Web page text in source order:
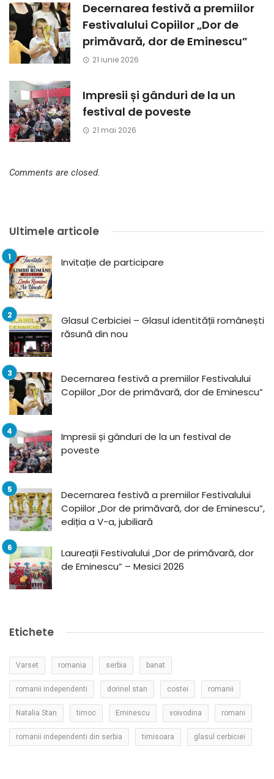
Decernarea festivă a premiilor
Festivalului Copiilor „Dor de
primăvară, dor de Eminescu”
21 iunie 2026
Impresii și gânduri de la un
festival de poveste
21 mai 2026
Comments are closed.
Ultimele articole
Invitație de participare
Glasul Cerbiciei – Glasul identității românești
răsună din nou
Decernarea festivă a premiilor Festivalului
Copiilor „Dor de primăvară, dor de Eminescu”
Impresii și gânduri de la un festival de
poveste
Decernarea festivă a premiilor Festivalului
Copiilor „Dor de primăvară, dor de Eminescu”,
ediția a V-a, jubiliară
Laureații Festivalului „Dor de primăvară, dor
de Eminescu” – Mesici 2026
Etichete
Varset romania serbia banat
romanii independenti dorinel stan costei romanii
Natalia Stan timoc Eminescu voivodina romani
romanii independenti din serbia timisoara glasul cerbiciei